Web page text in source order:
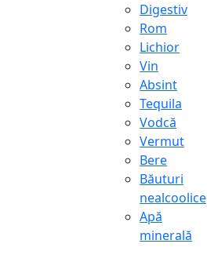
Digestiv
Rom
Lichior
Vin
Absint
Tequila
Vodcă
Vermut
Bere
Băuturi
nealcoolice
Apă
minerală